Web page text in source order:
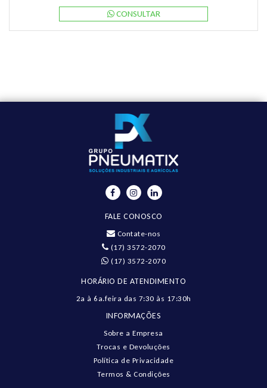
CONSULTAR
FALE CONOSCO
Contate-nos
(17) 3572-2070
(17) 3572-2070
HORÁRIO DE ATENDIMENTO
2a à 6a.feira das 7:30 às 17:30h
INFORMAÇÕES
Sobre a Empresa
Trocas e Devoluções
Política de Privacidade
Termos & Condições